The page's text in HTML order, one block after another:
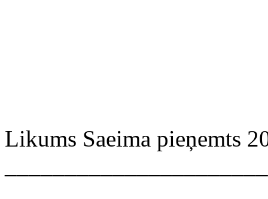
Likums Saeima pieņemts